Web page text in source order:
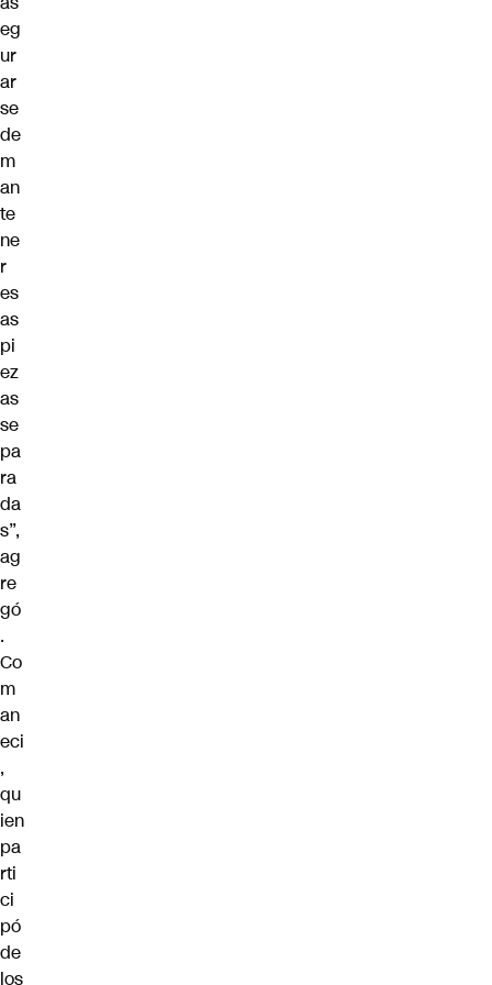
eg
ur
ar
se
de
m
an
te
ne
r
es
as
pi
ez
as
se
pa
ra
da
s”,
ag
re
gó
.
Co
m
an
eci
,
qu
ien
pa
rti
ci
pó
de
los